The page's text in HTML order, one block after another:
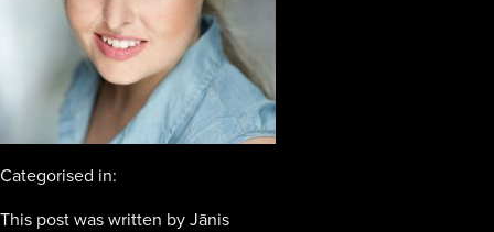
Categorised in:
This post was written by Jānis